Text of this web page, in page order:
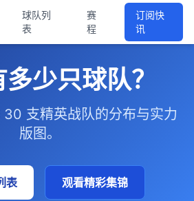
球队列
表
赛
程
订阅快
讯
少只球队？
支精英战队的分布与实力
版图。
表 观看精彩集锦